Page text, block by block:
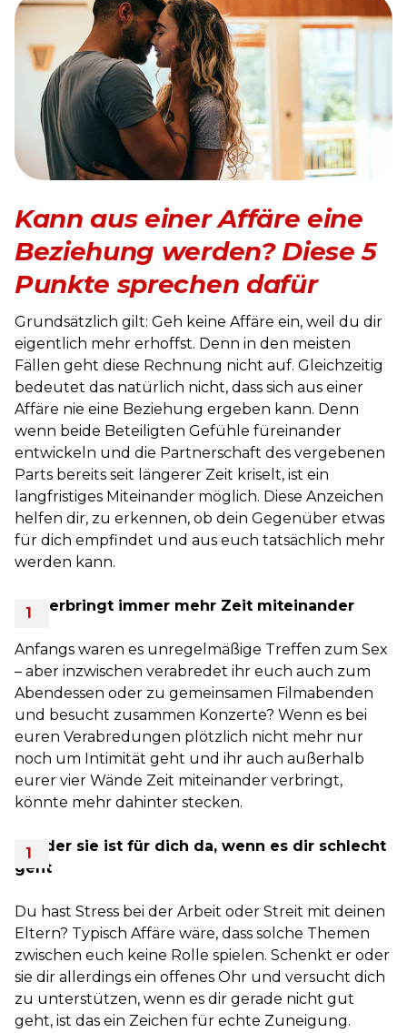
Kann aus einer Affäre eine
Beziehung werden? Diese 5
Punkte sprechen dafür
Grundsätzlich gilt: Geh keine Affäre ein, weil du dir
eigentlich mehr erhoffst. Denn in den meisten
Fällen geht diese Rechnung nicht auf. Gleichzeitig
bedeutet das natürlich nicht, dass sich aus einer
Affäre nie eine Beziehung ergeben kann. Denn
wenn beide Beteiligten Gefühle füreinander
entwickeln und die Partnerschaft des vergebenen
Parts bereits seit längerer Zeit kriselt, ist ein
langfristiges Miteinander möglich. Diese Anzeichen
helfen dir, zu erkennen, ob dein Gegenüber etwas
für dich empfindet und aus euch tatsächlich mehr
werden kann.
Ihr verbringt immer mehr Zeit miteinander
Anfangs waren es unregelmäßige Treffen zum Sex
– aber inzwischen verabredet ihr euch auch zum
Abendessen oder zu gemeinsamen Filmabenden
und besucht zusammen Konzerte? Wenn es bei
euren Verabredungen plötzlich nicht mehr nur
noch um Intimität geht und ihr auch außerhalb
eurer vier Wände Zeit miteinander verbringt,
könnte mehr dahinter stecken.
Er oder sie ist für dich da, wenn es dir schlecht
geht
Du hast Stress bei der Arbeit oder Streit mit deinen
Eltern? Typisch Affäre wäre, dass solche Themen
zwischen euch keine Rolle spielen. Schenkt er oder
sie dir allerdings ein offenes Ohr und versucht dich
zu unterstützen, wenn es dir gerade nicht gut
geht, ist das ein Zeichen für echte Zuneigung.